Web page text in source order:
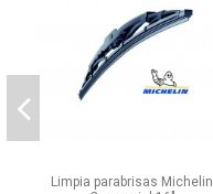
Limpia parabrisas Michelin